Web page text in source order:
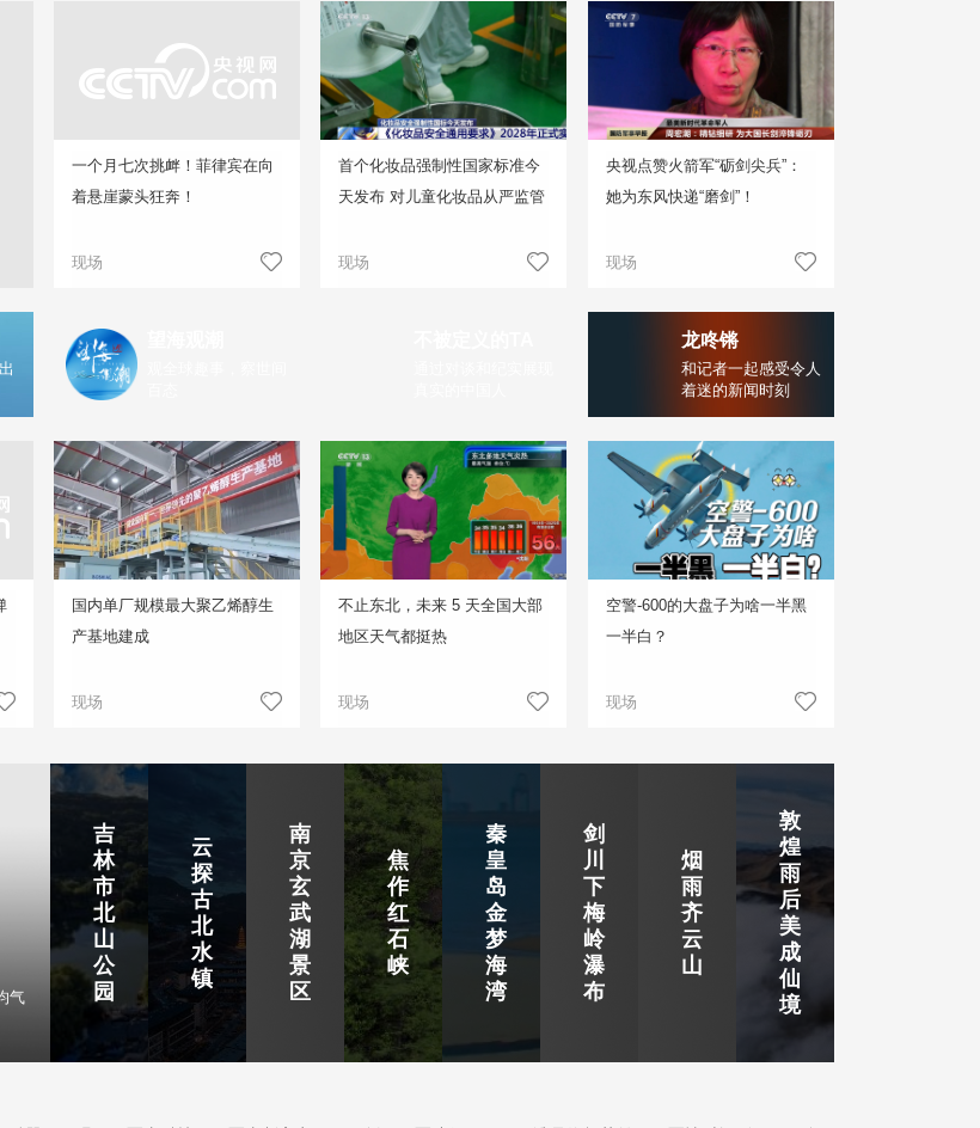
一个月七次挑衅！菲律宾在向
着悬崖蒙头狂奔！
现场
首个化妆品强制性国家标准今
天发布 对儿童化妆品从严监管
现场
央视点赞火箭军“砺剑尖兵”：
她为东风快递“磨剑”！
现场
龙咚锵
和记者一起感受令人
着迷的新闻时刻
国内单厂规模最大聚乙烯醇生
产基地建成
现场
不止东北，未来 5 天全国大部
地区天气都挺热
现场
空警-600的大盘子为啥一半黑
一半白？
现场
气
吉
林
市
北
山
公
园
云
探
古
北
水
镇
南
京
玄
武
湖
景
区
焦
作
红
石
峡
秦
皇
岛
金
梦
海
湾
剑
川
下
梅
岭
瀑
布
烟
雨
齐
云
山
敦
煌
雨
后
美
成
仙
境